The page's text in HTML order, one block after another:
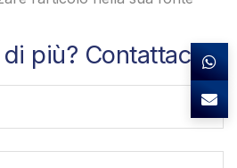
più? Contattaci